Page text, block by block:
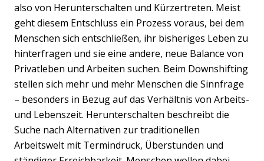
also von Herunterschalten und Kürzertreten. Meist
geht diesem Entschluss ein Prozess voraus, bei dem
Menschen sich entschließen, ihr bisheriges Leben zu
hinterfragen und sie eine andere, neue Balance von
Privatleben und Arbeiten suchen. Beim Downshifting
stellen sich mehr und mehr Menschen die Sinnfrage
– besonders in Bezug auf das Verhältnis von Arbeits-
und Lebenszeit. Herunterschalten beschreibt die
Suche nach Alternativen zur traditionellen
Arbeitswelt mit Termindruck, Überstunden und